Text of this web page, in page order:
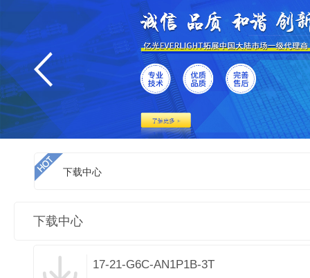
下载中心
下载中心
17-21-G6C-AN1P1B-3T